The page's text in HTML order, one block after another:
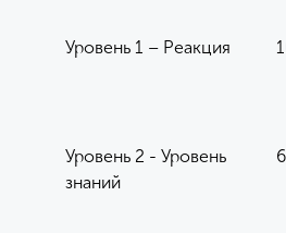
Уровень 1 – Реакция
Уровень 2 - Уровень
знаний